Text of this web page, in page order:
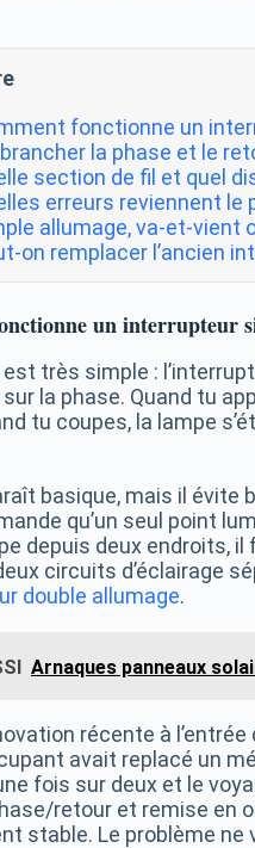
fonctionne un
la phase et le
section de fil et quel
erreurs reviennent le
allumage, va-et-vient
on remplacer l’ancien
un interrupteur
très simple :
la phase. Quand tu
tu coupes, la lampe
basique, mais il évite
qu’un seul point
depuis deux endroits,
circuits d’éclairage
double allumage.
Arnaques panneaux
récente à
avait replacé un
fois sur deux et le
retour et remise en
stable. Le problème ne